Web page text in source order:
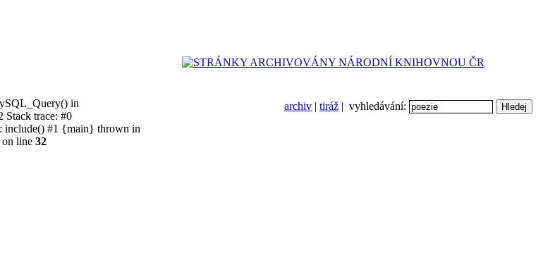
archiv | tiráž | vyhledávání:
in
trace: #0
include() #1 {main} thrown in
on line 32